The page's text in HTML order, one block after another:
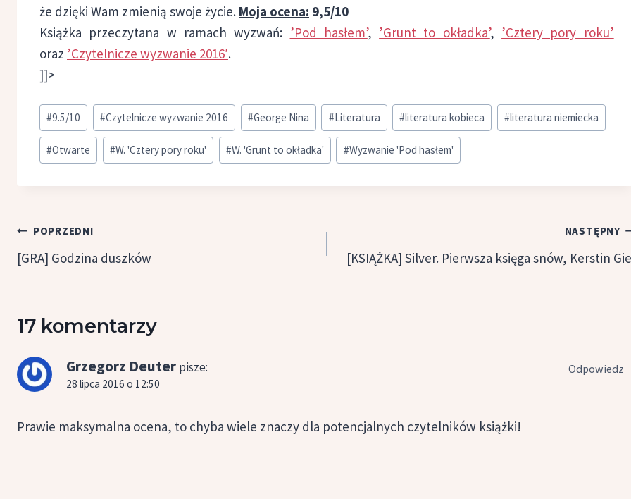
że dzięki Wam zmienią swoje życie. Moja ocena: 9,5/10
Książka przeczytana w ramach wyzwań: ’Pod hasłem’, ’Grunt to okładka’, ’Cztery pory roku’
oraz ’Czytelnicze wyzwanie 2016′.
]]>
Tagi
wpisu:
#9.5/10 #Czytelnicze wyzwanie 2016 #George Nina #Literatura #literatura kobieca #literatura niemiecka
#Otwarte #W. 'Cztery pory roku' #W. 'Grunt to okładka' #Wyzwanie 'Pod hasłem'
Nawigacja
wpisu
POPRZEDNI
[GRA] Godzina duszków
NASTĘPNY
[KSIĄŻKA] Silver. Pierwsza księga snów, Kerstin
17 komentarzy
Grzegorz Deuter pisze:
28 lipca 2016 o 12:50
Prawie maksymalna ocena, to chyba wiele znaczy dla potencjalnych czytelników książki!
Odpowiedz